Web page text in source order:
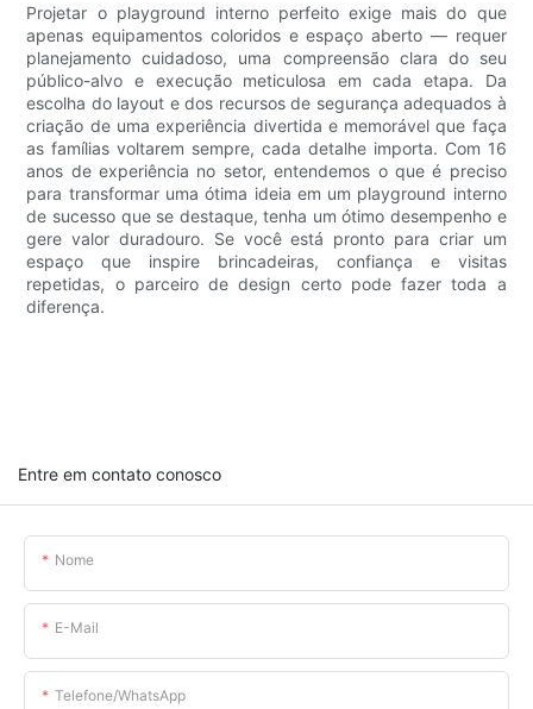
Projetar o playground interno perfeito exige mais do que
apenas equipamentos coloridos e espaço aberto — requer
planejamento cuidadoso, uma compreensão clara do seu
público-alvo e execução meticulosa em cada etapa. Da
escolha do layout e dos recursos de segurança adequados à
criação de uma experiência divertida e memorável que faça
as famílias voltarem sempre, cada detalhe importa. Com 16
anos de experiência no setor, entendemos o que é preciso
para transformar uma ótima ideia em um playground interno
de sucesso que se destaque, tenha um ótimo desempenho e
gere valor duradouro. Se você está pronto para criar um
espaço que inspire brincadeiras, confiança e visitas
repetidas, o parceiro de design certo pode fazer toda a
diferença.
Entre em contato conosco
Nome
E-Mail
Telefone/WhatsApp